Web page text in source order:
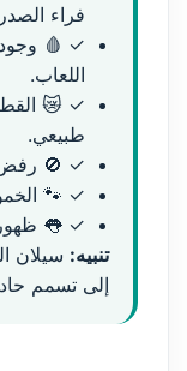
فراء
✓ 🩸 وجود
اللعاب.
✓ 😿
طبيعي.
✓ 🚫 رفض
✓ 🐾
✓ 👅 ظهور
تنبيه: سيلان
إلى تسمم